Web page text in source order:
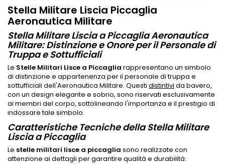
Stella Militare Liscia Piccaglia
Aeronautica Militare
Stella Militare Liscia a Piccaglia Aeronautica
Militare: Distinzione e Onore per il Personale di
Truppa e Sottufficiali
Le Stelle Militari Lisce a Piccaglia rappresentano un simbolo
di distinzione e appartenenza per il personale di truppa e
sottufficiali dell'Aeronautica Militare. Questi distintivi da bavero,
con un design elegante e sobrio, sono riservati esclusivamente
ai membri del corpo, sottolineando l'importanza e il prestigio di
indossare tale simbolo.
Caratteristiche Tecniche della Stella Militare
Liscia a Piccaglia
Le stelle militari lisce a piccaglia sono realizzate con
attenzione ai dettagli per garantire qualità e durabilità: